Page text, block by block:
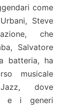
come
Steve
che
Salvatore
batteria, ha
musicale
dove
e i generi